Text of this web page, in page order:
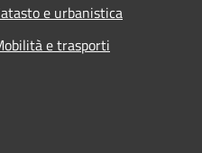
e urbanistica
e trasporti